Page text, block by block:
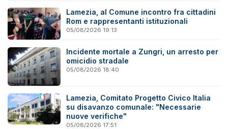
Lamezia, al Comune incontro fra cittadini
Rom e rappresentanti istituzionali
05/08/2026 19:13
Incidente mortale a Zungri, un arresto per
omicidio stradale
05/08/2026 18:40
Lamezia, Comitato Progetto Civico Italia
su disavanzo comunale: "Necessarie
nuove verifiche"
05/08/2026 17:51